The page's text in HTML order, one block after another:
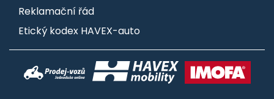
Reklamační řád
Etický kodex HAVEX-auto